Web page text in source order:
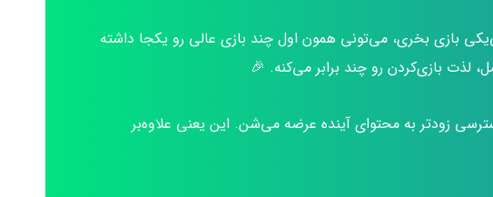
بازی بخری، می‌تونی همون اول چند بازی عالی رو یکجا داشته
بازی‌کردن رو چند برابر می‌کنه. 🎉
زودتر به محتوای آینده عرضه می‌شن. این یعنی علاوه‌بر